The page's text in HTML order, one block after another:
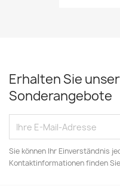
Erhalten Sie
Sonderangebote
Sie können Ihr Einverständnis
Kontaktinformationen finden